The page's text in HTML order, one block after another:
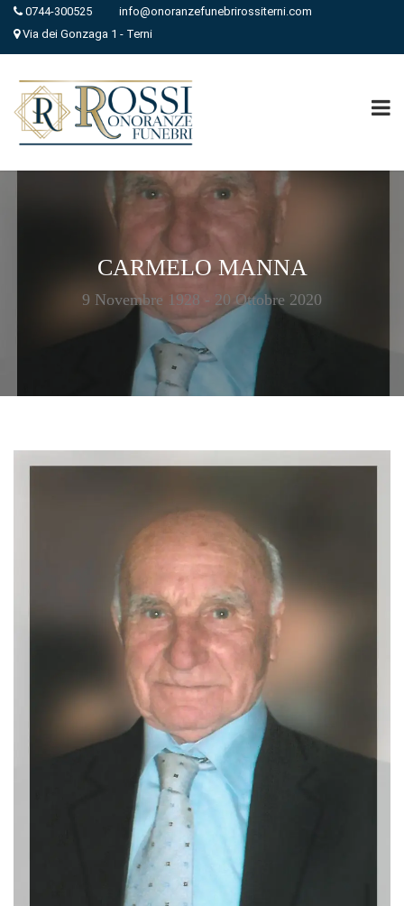
0744-300525
info@onoranzefunebrirossiterni.com
Via dei Gonzaga 1 - Terni
CARMELO MANNA
9 Novembre 1928 - 20 Ottobre 2020